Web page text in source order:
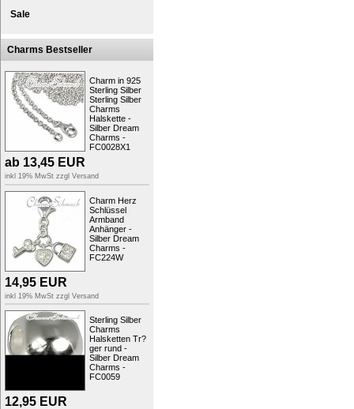
Sale
Charms Bestseller
Charm in 925
Sterling Silber
Sterling Silber
Charms
Halskette -
Silber Dream
Charms -
FC0028X1
ab 13,45 EUR
inkl 19% MwSt zzgl Versand
Charm Herz
Schlüssel
Armband
Anhänger -
Silber Dream
Charms -
FC224W
14,95 EUR
inkl 19% MwSt zzgl Versand
Sterling Silber
Charms
Halsketten Tr?
ger rund -
Silber Dream
Charms -
FC0059
12,95 EUR